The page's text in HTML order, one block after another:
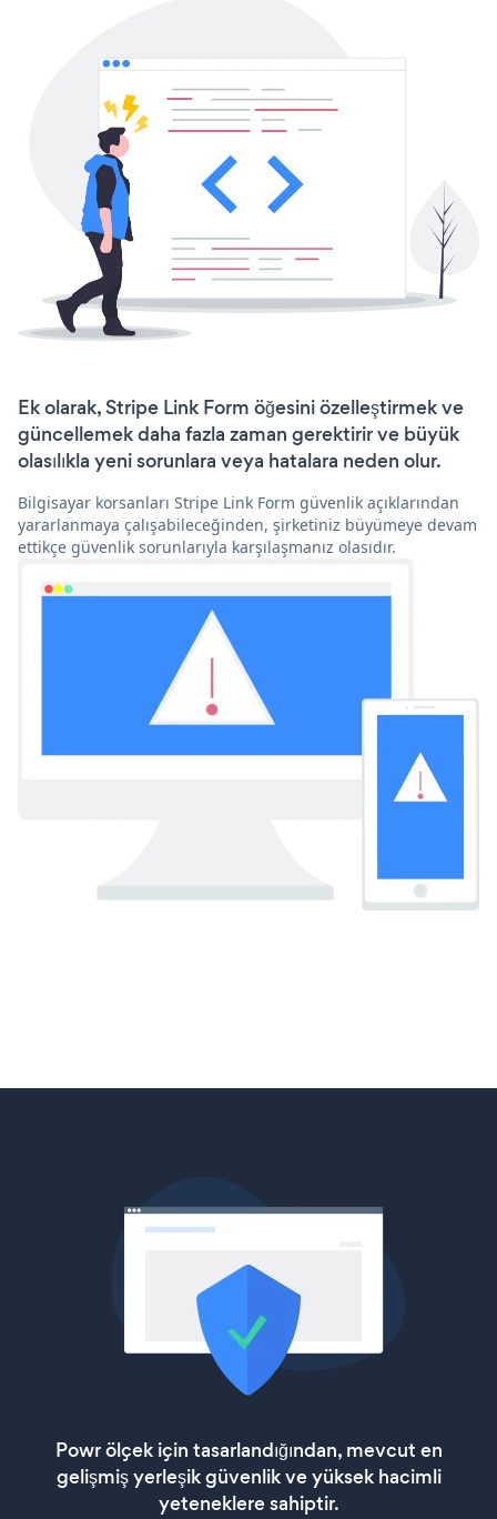
Ek olarak, Stripe Link Form öğesini özelleştirmek ve
güncellemek daha fazla zaman gerektirir ve büyük
olasılıkla yeni sorunlara veya hatalara neden olur.
Bilgisayar korsanları Stripe Link Form güvenlik açıklarından
yararlanmaya çalışabileceğinden, şirketiniz büyümeye devam
ettikçe güvenlik sorunlarıyla karşılaşmanız olasıdır.
Powr ölçek için tasarlandığından, mevcut en
gelişmiş yerleşik güvenlik ve yüksek hacimli
yeteneklere sahiptir.